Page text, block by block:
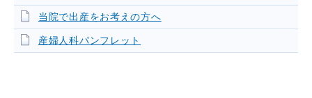
当院で出産をお考えの方へ
産婦人科パンフレット